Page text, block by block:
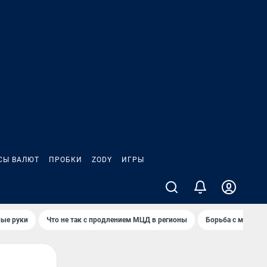
ВАЛЮТ ПРОБКИ ZODY ИГРЫ
руки Что не так с продлением МЦД в регионы Борьба с мэрией